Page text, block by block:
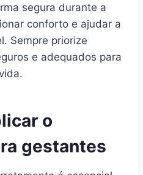
segura durante a
conforto e ajudar a
Sempre priorize
e adequados para
o
gestantes